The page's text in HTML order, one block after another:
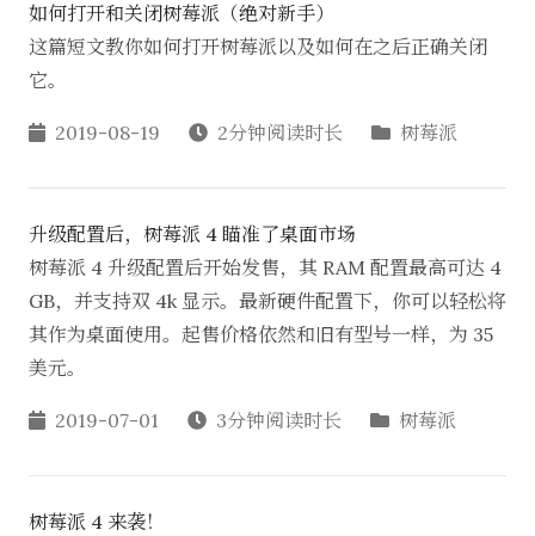
如何打开和关闭树莓派（绝对新手）
这篇短文教你如何打开树莓派以及如何在之后正确关闭
它。
2019-08-19 2分钟阅读时长 树莓派
升级配置后，树莓派 4 瞄准了桌面市场
树莓派 4 升级配置后开始发售，其 RAM 配置最高可达 4
GB，并支持双 4k 显示。最新硬件配置下，你可以轻松将
其作为桌面使用。起售价格依然和旧有型号一样，为 35
美元。
2019-07-01 3分钟阅读时长 树莓派
树莓派 4 来袭！